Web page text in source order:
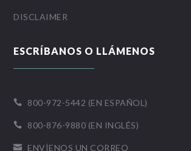
DISCLAIMER
ESCRÍBANOS O LLÁMENOS
 800-972-5442 (EN ESPAÑOL)
 800-876-9880 (EN INGLÉS)
 ENVÍENOS UN CORREO